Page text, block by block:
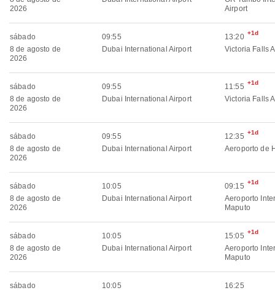
2026
Airport
sábado
8 de agosto de
2026
09:55
Dubai International Airport
13:20 +1d
Victoria Falls
sábado
8 de agosto de
2026
09:55
Dubai International Airport
11:55 +1d
Victoria Falls
sábado
8 de agosto de
2026
09:55
Dubai International Airport
12:35 +1d
Aeroporto de
sábado
8 de agosto de
2026
10:05
Dubai International Airport
09:15 +1d
Aeroporto
Maputo
sábado
8 de agosto de
2026
10:05
Dubai International Airport
15:05 +1d
Aeroporto
Maputo
sábado
10:05
16:25